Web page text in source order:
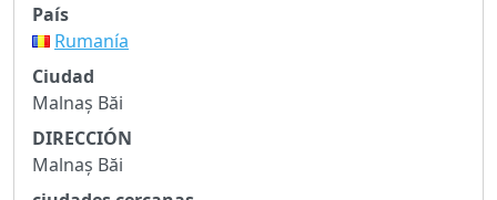
País
Rumanía
Ciudad
Malnaș Băi
DIRECCIÓN
Malnaș Băi